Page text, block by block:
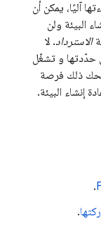
آليًا، يمكن أن
البيئة ولن
الاسترداد. لا
حدّدتها و تشغّل
ذلك فرصة
إنشاء البيئة.
.
.